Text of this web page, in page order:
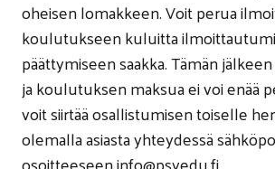
oheisen lomakkeen. Voit perua
koulutukseen kuluitta
päättymiseen saakka. Tämän
ja koulutuksen maksua ei voi enää
voit siirtää osallistumisen toiselle
olemalla asiasta yhteydessä